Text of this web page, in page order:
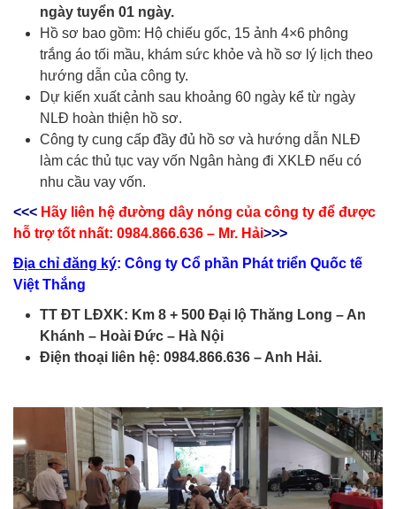
ngày tuyển 01 ngày.
Hồ sơ bao gồm: Hộ chiếu gốc, 15 ảnh 4×6 phông
trắng áo tối mầu, khám sức khỏe và hồ sơ lý lịch theo
hướng dẫn của công ty.
Dự kiến xuất cảnh sau khoảng 60 ngày kể từ ngày
NLĐ hoàn thiện hồ sơ.
Công ty cung cấp đầy đủ hồ sơ và hướng dẫn NLĐ
làm các thủ tục vay vốn Ngân hàng đi XKLĐ nếu có
nhu cầu vay vốn.
<<< Hãy l iên hệ đường dây nóng của công ty để được
hỗ trợ tốt nhất: 0984.866.636 – Mr. Hải>>>
Địa chỉ đăng ký: Công ty Cổ phần Phát triển Quốc tế
Việt Thắng
TT ĐT LĐXK: Km 8 + 500 Đại lộ Thăng Long – An
Khánh – Hoài Đức – Hà Nội
Điện thoại liên hệ: 0984.866.636 – Anh Hải.